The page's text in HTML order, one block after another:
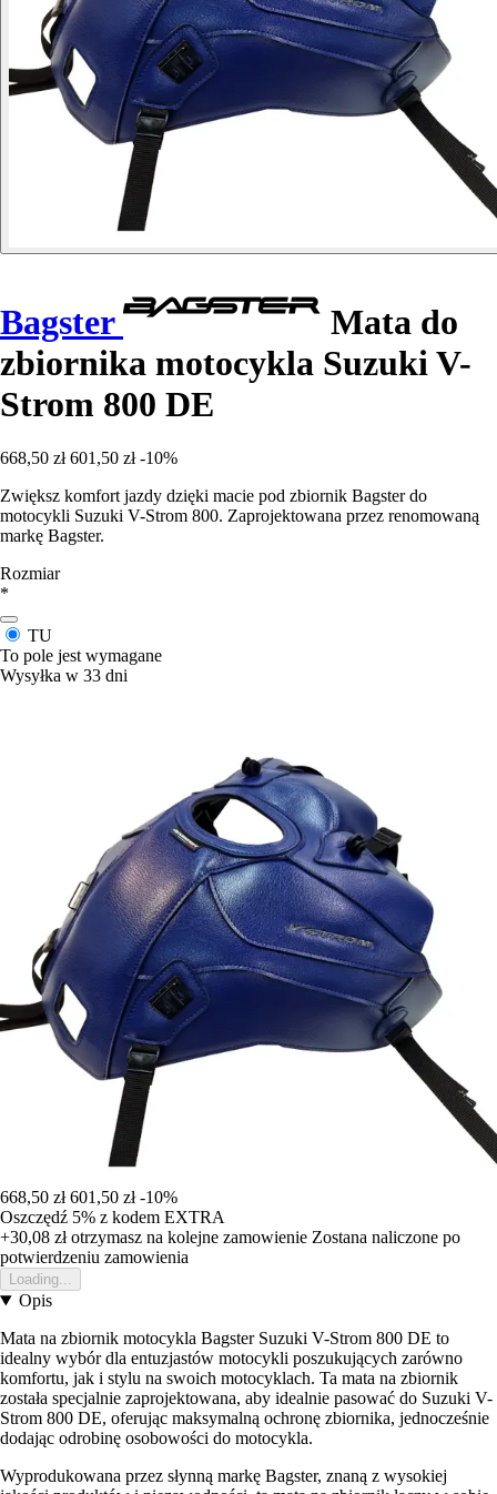
Bagster
Mata do
zbiornika motocykla Suzuki V-
Strom 800 DE
668,50 zł 601,50 zł -10%
Zwiększ komfort jazdy dzięki macie pod zbiornik Bagster do
motocykli Suzuki V-Strom 800. Zaprojektowana przez renomowaną
markę Bagster.
Rozmiar
*
TU
To pole jest wymagane
Wysyłka w 33 dni
668,50 zł 601,50 zł -10%
Oszczędź 5% z kodem EXTRA
+30,08 złotrzymasz na kolejne zamowienie Zostana naliczone po
potwierdzeniu zamowienia
Loading...
Opis
Mata na zbiornik motocykla Bagster Suzuki V-Strom 800 DE to
idealny wybór dla entuzjastów motocykli poszukujących zarówno
komfortu, jak i stylu na swoich motocyklach. Ta mata na zbiornik
została specjalnie zaprojektowana, aby idealnie pasować do Suzuki V-
Strom 800 DE, oferując maksymalną ochronę zbiornika, jednocześnie
dodając odrobinę osobowości do motocykla.
Wyprodukowana przez słynną markę Bagster, znaną z wysokiej